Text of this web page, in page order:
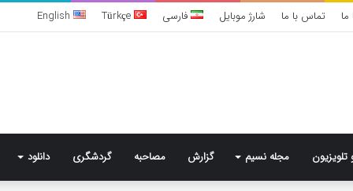
تماس با ما شارژ موبایل فارسی Türkçe
English
تلویزیون مجله نسیم گزارش مصاحبه گردشگری دانلود